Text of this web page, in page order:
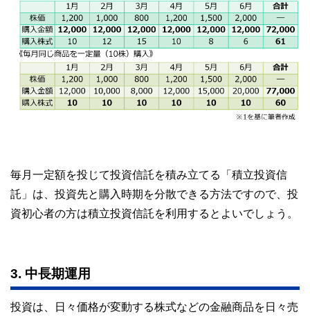
毎月一定額を投じて投資信託を積み立てる「積立投資信
託」は、投資先と購入時期を分散できる方法ですので、投
資初心者の方は積立投資信託を利用するとよいでしょう。
3. 中長期運用
投資は、日々価格が変動する株式などの金融商品を日々売